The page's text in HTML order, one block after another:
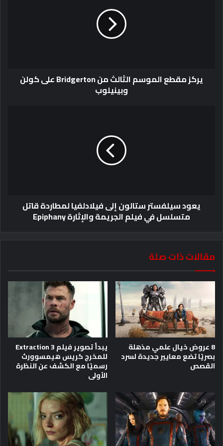
يركز مقطع الموسم الثالث من Bridgerton على كولن
وبينيلوب
يعود سيلفستر ستالون إلى فيلادلفيا لمطاردة قاتل
متسلسل في فيلم الجريمة والإثارة Epiphany
مقالات ذات صلة
8 عروض خيال علمي مذهلة
بصريًا تضع معايير جديدة لسرد
القصص
يبدأ تصوير فيلم Extraction 3
للمخرج كريس هيمسوورث
رسميًا مع الكشف عن النظرة
الأولى